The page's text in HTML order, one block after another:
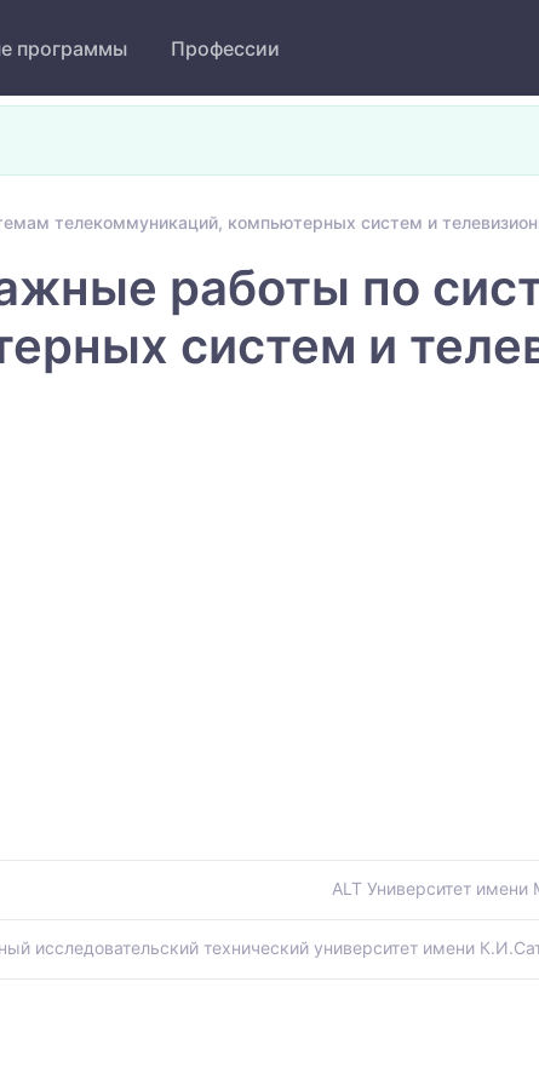
программы Профессии
телекоммуникаций, компьютерных систем и
работы по
систем и
ALT Университет
исследовательский технический университет имени